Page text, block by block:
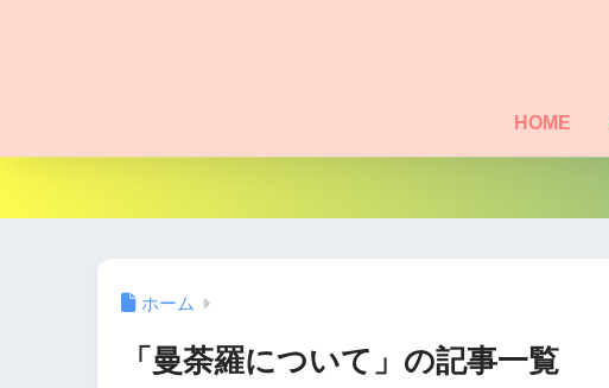
HOME
ホーム
「曼荼羅について」の記事一覧